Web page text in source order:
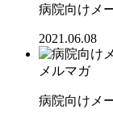
病院向けメ
2021.06.08
メルマガ
病院向けメ